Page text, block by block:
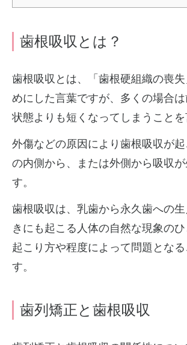
歯根吸収とは？
歯根吸収とは、「歯根硬組織の喪失
めにした言葉ですが、多くの場合
状態よりも短くなってしまうことを
外傷などの原因により歯根吸収が
の内側から、または外側から吸収が
す。
歯根吸収は、乳歯から永久歯への生
きにも起こる人体の自然な現象のひ
起こり方や程度によって問題とな
す。
歯列矯正と歯根吸収